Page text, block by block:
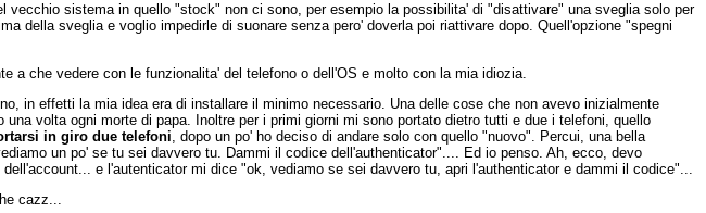
sistema in quello "stock" non ci sono, per esempio la possibilita' di "disattivare" una sveglia solo per
della sveglia e voglio impedirle di suonare senza pero' doverla poi riattivare dopo. Quell'opzione "spegni
a che vedere con le funzionalita' del telefono o dell'OS e molto con la mia idiozia.
in effetti la mia idea era di installare il minimo necessario. Una delle cose che non avevo inizialmente
volta ogni morte di papa. Inoltre per i primi giorni mi sono portato dietro tutti e due i telefoni, quello
in giro due telefoni, dopo un po' ho deciso di andare solo con quello "nuovo". Percui, una bella
un po' se tu sei davvero tu. Dammi il codice dell'authenticator".... Ed io penso. Ah, ecco, devo
e l'autenticator mi dice "ok, vediamo se sei davvero tu, apri l'authenticator e dammi il codice"...
cazz...